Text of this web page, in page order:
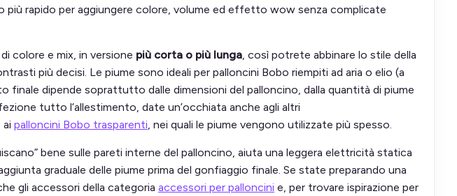
più rapido per aggiungere colore, volume ed effetto wow senza complicate
colore e mix, in versione più corta o più lunga, così potrete abbinare lo stile della
più decisi. Le piume sono ideali per palloncini Bobo riempiti ad aria o elio (a
dipende soprattutto dalle dimensioni del palloncino, dalla quantità di piume
tutto l’allestimento, date un’occhiata anche agli altri
palloncini Bobo trasparenti, nei quali le piume vengono utilizzate più spesso.
bene sulle pareti interne del palloncino, aiuta una leggera elettricità statica
graduale delle piume prima del gonfiaggio finale. Se state preparando una
gli accessori della categoria accessori per palloncini e, per trovare ispirazione per